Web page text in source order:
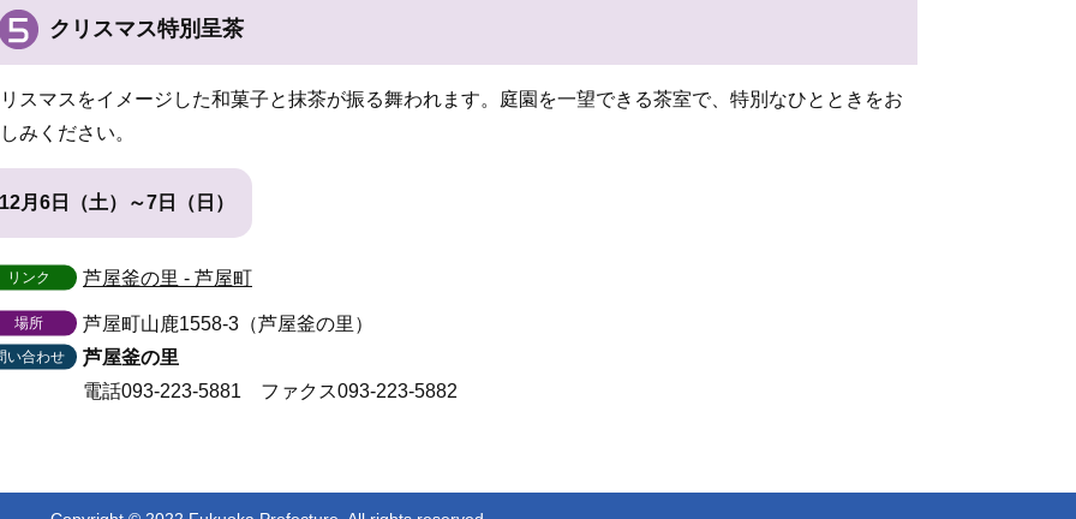
クリスマス特別呈茶
スマスをイメージした和菓子と抹茶が振る舞われます。庭園を一望できる茶室で、特別なひとときをお
みください。
12月6日（土）～7日（日）
リンク 芦屋釜の里 - 芦屋町
場所 芦屋町山鹿1558-3（芦屋釜の里）
い合わせ
芦屋釜の里
電話093-223-5881 ファクス093-223-5882